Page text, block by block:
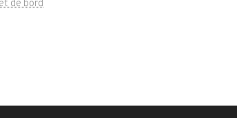
de bord